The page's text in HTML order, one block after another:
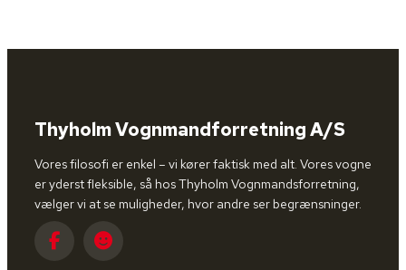
Thyholm Vognmandforretning A/S
Vores filosofi er enkel – vi kører faktisk med alt. Vores vogne
er yderst fleksible, så hos Thyholm Vognmandsforretning,
vælger vi at se muligheder, hvor andre ser begrænsninger.